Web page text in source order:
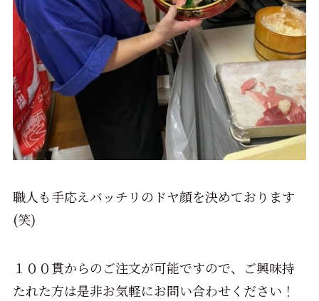
職人も手応えバッチリのドヤ顔を決めております
(笑)
１００貫からのご注文が可能ですので、ご興味持
たれた方は是非お気軽にお問い合わせください！